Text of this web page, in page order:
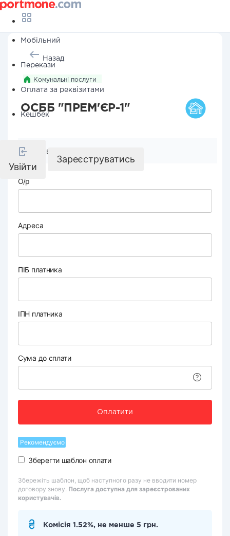
Мобільний
Перекази
Оплата за реквізитами
Кешбек
Увійти
Зареєструватись
Назад
Комунальні послуги
ОСББ "ПРЕМ'ЄР-1"
Реквізити компанії
О/р
Адреса
ПІБ платника
ІПН платника
Сума до сплати
Оплатити
Рекомендуємо
Зберегти шаблон оплати
Збережіть шаблон, щоб наступного разу не вводити номер
договору знову. Послуга доступна для зареєстрованих
користувачів.
Комісія 1.52%, не менше 5 грн.